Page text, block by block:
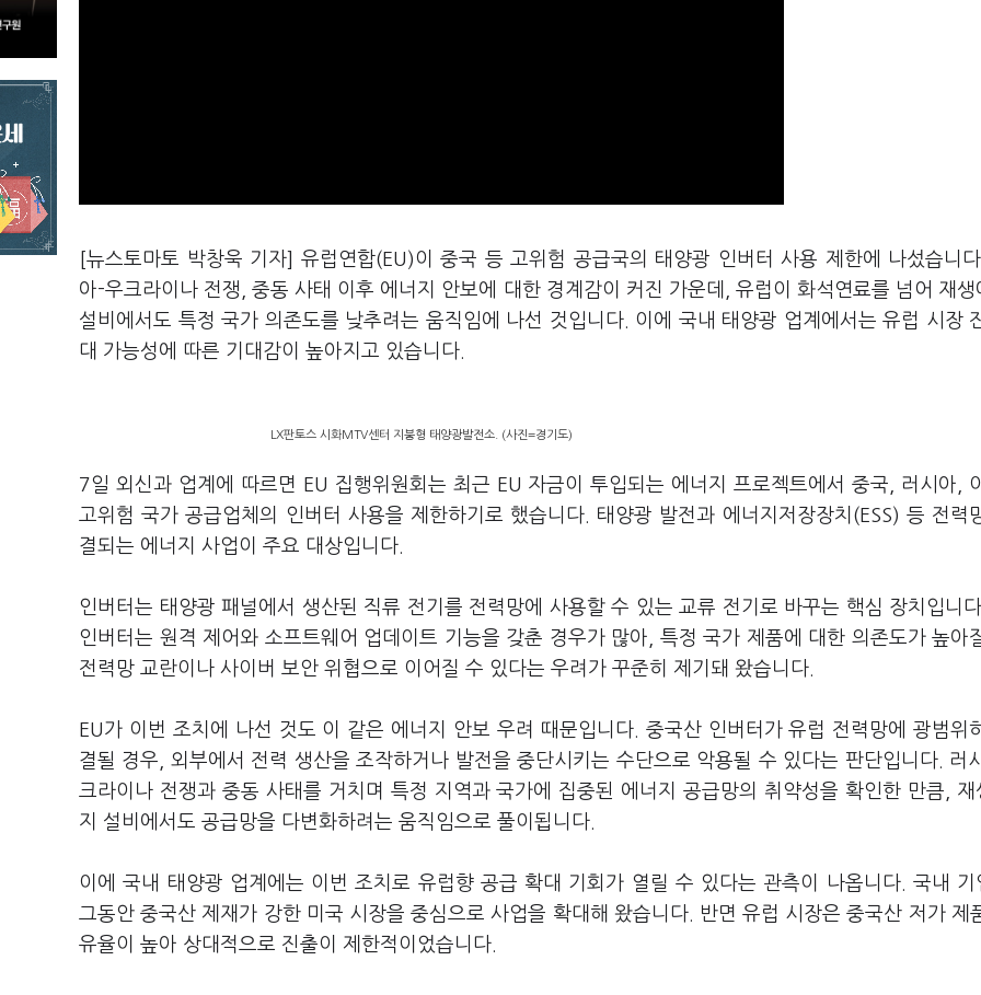
[뉴스토마토 박창욱 기자] 유럽연합(EU)이 중국 등 고위험 공급국의 태양광 인버터 사용 제한에 나섰습니
아-우크라이나 전쟁, 중동 사태 이후 에너지 안보에 대한 경계감이 커진 가운데, 유럽이 화석연료를 넘어 재생
설비에서도 특정 국가 의존도를 낮추려는 움직임에 나선 것입니다. 이에 국내 태양광 업계에서는 유럽 시장
대 가능성에 따른 기대감이 높아지고 있습니다.
LX판토스 시화MTV센터 지붕형 태양광발전소. (사진=경기도)
7일 외신과 업계에 따르면 EU 집행위원회는 최근 EU 자금이 투입되는 에너지 프로젝트에서 중국, 러시아,
고위험 국가 공급업체의 인버터 사용을 제한하기로 했습니다. 태양광 발전과 에너지저장장치(ESS) 등 전력
결되는 에너지 사업이 주요 대상입니다.
인버터는 태양광 패널에서 생산된 직류 전기를 전력망에 사용할 수 있는 교류 전기로 바꾸는 핵심 장치입니
인버터는 원격 제어와 소프트웨어 업데이트 기능을 갖춘 경우가 많아, 특정 국가 제품에 대한 의존도가 높아
전력망 교란이나 사이버 보안 위협으로 이어질 수 있다는 우려가 꾸준히 제기돼 왔습니다.
EU가 이번 조치에 나선 것도 이 같은 에너지 안보 우려 때문입니다. 중국산 인버터가 유럽 전력망에 광범위
결될 경우, 외부에서 전력 생산을 조작하거나 발전을 중단시키는 수단으로 악용될 수 있다는 판단입니다. 러
크라이나 전쟁과 중동 사태를 거치며 특정 지역과 국가에 집중된 에너지 공급망의 취약성을 확인한 만큼, 재
지 설비에서도 공급망을 다변화하려는 움직임으로 풀이됩니다.
이에 국내 태양광 업계에는 이번 조치로 유럽향 공급 확대 기회가 열릴 수 있다는 관측이 나옵니다. 국내 기
그동안 중국산 제재가 강한 미국 시장을 중심으로 사업을 확대해 왔습니다. 반면 유럽 시장은 중국산 저가 제
유율이 높아 상대적으로 진출이 제한적이었습니다.